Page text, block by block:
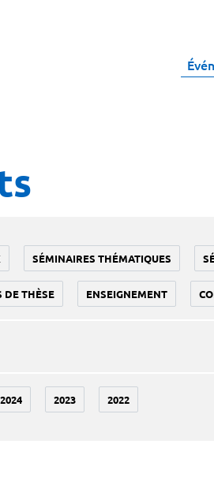
SÉMINAIRES THÉMATIQUES
DE THÈSE ENSEIGNEMENT
2024 2023 2022